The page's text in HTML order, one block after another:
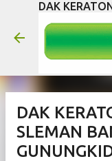
DAK
DAK
SLEMAN